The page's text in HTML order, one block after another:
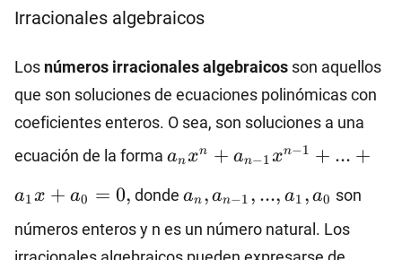
Irracionales algebraicos
Los números irracionales algebraicos son aquellos
que son soluciones de ecuaciones polinómicas con
coeficientes enteros. O sea, son soluciones a una
ecuación de la forma a_n
x^n+a_{n-
1} x^{n-
1}+...+a_1
x+a_0=0,
anxn + an−1xn−1 + ... +
a1x + a0 = 0, donde a_n, a_{n-
1},...,a_1,a_0
an , an−1 , ..., a1 , a0 son
números enteros y n es un número natural. Los